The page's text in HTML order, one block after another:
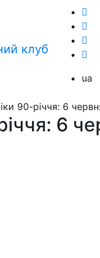
клуб
ua
90-річчя: 6
6